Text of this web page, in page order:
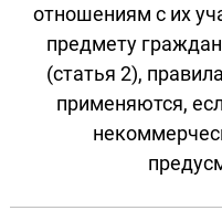
отношениям с их
предмету
(статья 2),
применяются,